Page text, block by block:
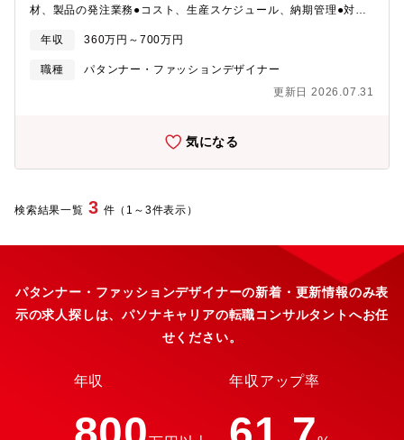
材、製品の発注業務●コスト、生産スケジュール、納期管理●対外
た上で、現代的な解釈でデザインを行います。ブランド価値を高
め、お客様にご満足いただける商材を作るため、素材選定から縫
製仕様まで細部まで拘って企画するため、モノづくりに対して熱
意がある方のご応募をお待ちしております！※ 株式会社ビショッ
年収 360万円～700万円
職種
パタンナー・ファッションデザイナー
更新日 2026.07.31
気になる
検索結果一覧 3 件（1～3件表示）
パタンナー・ファッションデザイナーの新着・更新情報のみ表
示の求人探しは、パソナキャリアの転職コンサルタントへお任
せください。
年収 年収アップ率